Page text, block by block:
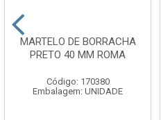
MARTELO DE BORRACHA
PRETO 40 MM ROMA
Código: 170380
Embalagem: UNIDADE